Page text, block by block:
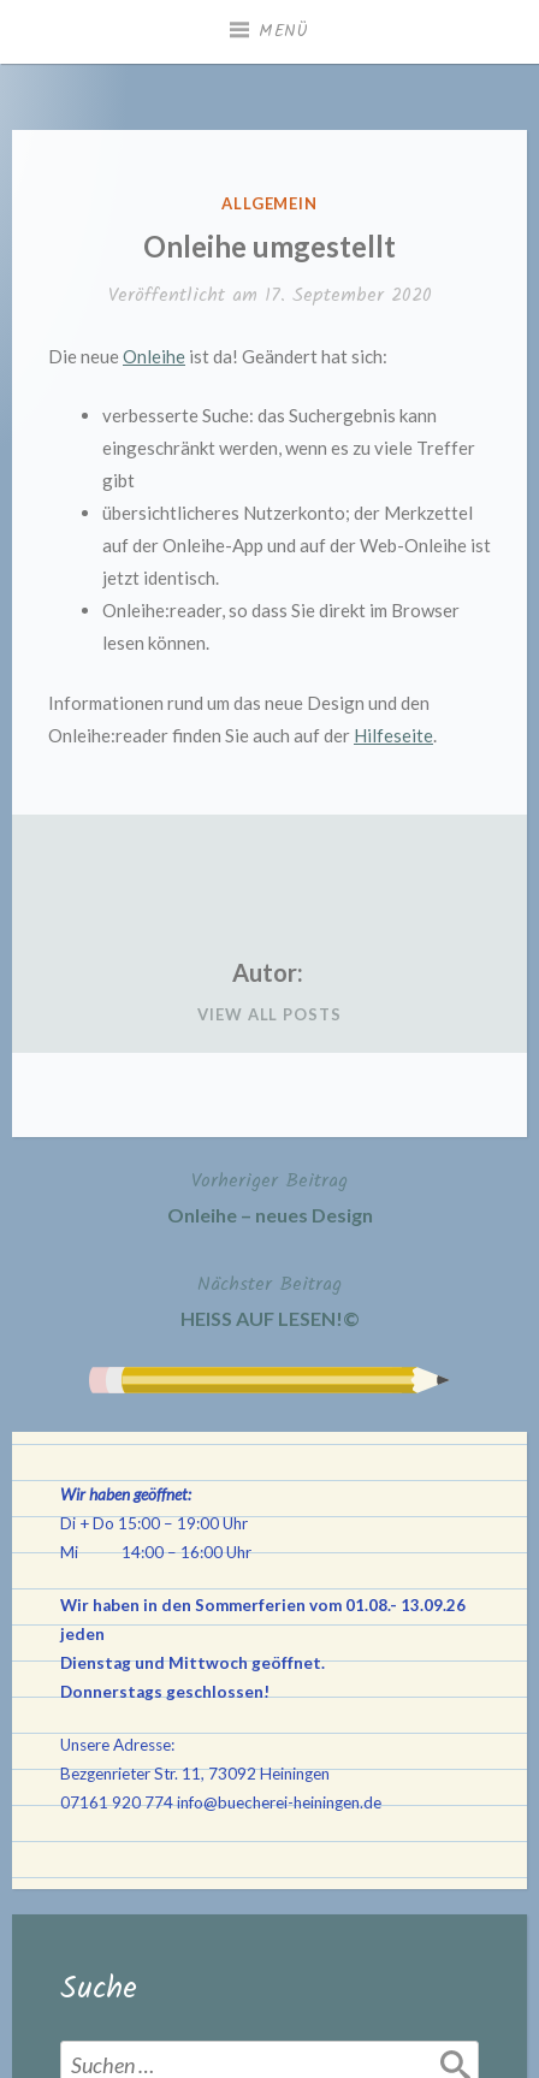
MENÜ
Gemeindebücherei
VERÖFFENTLICHT
ALLGEMEIN
Onleihe umgestellt
Veröffentlicht am 17. September 2020
Die neueOnleihe ist da! Geändert hat sich:
verbesserte Suche: das Suchergebnis kann
eingeschränkt werden, wenn es zu viele Treffer
gibt
übersichtlicheres Nutzerkonto; der Merkzettel
auf der Onleihe-App und auf der Web-Onleihe ist
jetzt identisch.
Onleihe:reader, so dass Sie direkt im Browser
lesen können.
Informationen rund um das neue Design und den
Onleihe:reader finden Sie auch auf der Hilfeseite
Autor:
VIEW ALL POSTS
BeitragsnavigationVorheriger Beitrag
Onleihe – neues Design
Nächster Beitrag
HEISS AUF LESEN!©
Wir haben geöffnet:
Di + Do 15:00 – 19:00 Uhr
Mi 14:00 – 16:00 Uhr
Wir haben in den Sommerferien vom 01.08.- 13.09.26
jeden
Dienstag und Mittwoch geöffnet.
Donnerstags geschlossen!
Unsere Adresse:
Bezgenrieter Str. 11, 73092 Heiningen
07161 920 774info@buecherei-heiningen.de
Suche
Suchen